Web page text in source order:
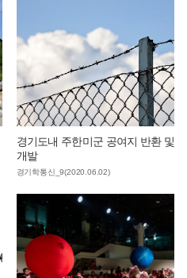
경기도내 주한미군 공여지 반환 및
개발
경기학통신_9(2020.06.02)